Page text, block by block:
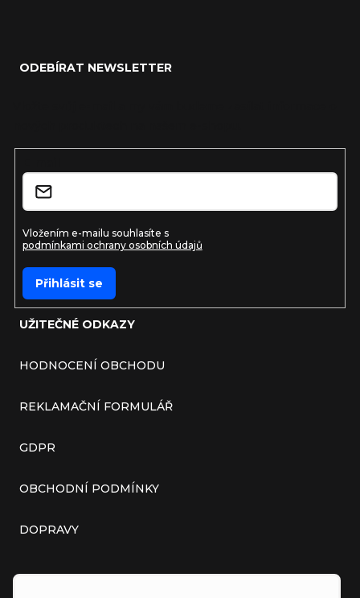
UŽITEČNÉ ODKAZY
HODNOCENÍ OBCHODU
REKLAMAČNÍ FORMULÁŘ
GDPR
OBCHODNÍ PODMÍNKY
DOPRAVY
ODEBÍRAT NEWSLETTER
Vložením e-mailu souhlasíte s
podmínkami ochrany osobních údajů
Přihlásit se